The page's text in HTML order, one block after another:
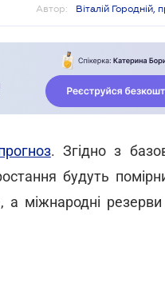
Автор: Віталій Городній,
. Згідно з
будуть
міжнародні